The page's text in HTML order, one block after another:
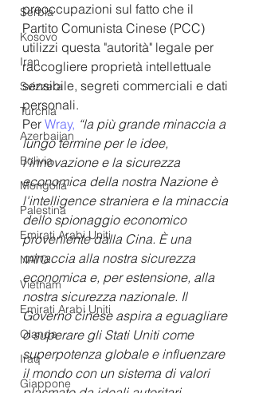
Serbia
Kosovo
Iran
Svizzera
Turchia
Azerbaijan
Bolivia
Mongolia
Palestina
Emirati Arabi Uniti
NATO
Vietnam
Emirati Arabi Uniti
Olanda
Iraq
Giappone
preoccupazioni sul fatto che il
Partito Comunista Cinese (PCC)
utilizzi questa "autorità" legale per
raccogliere proprietà intellettuale
sensibile, segreti commerciali e dati
personali.
Per Wray, “la più grande minaccia a
lungo termine per le idee,
l'innovazione e la sicurezza
economica della nostra Nazione è
l'intelligence straniera e la minaccia
dello spionaggio economico
proveniente dalla Cina. È una
minaccia alla nostra sicurezza
economica e, per estensione, alla
nostra sicurezza nazionale. Il
Governo cinese aspira a eguagliare
o superare gli Stati Uniti come
superpotenza globale e influenzare
il mondo con un sistema di valori